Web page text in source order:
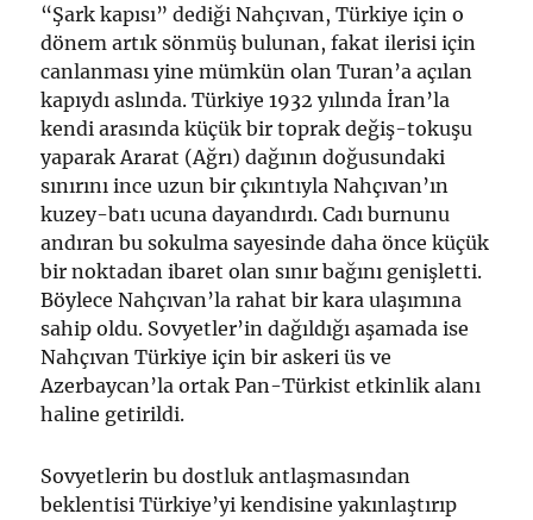
“Şark kapısı” dediği Nahçıvan, Türkiye için o
dönem artık sönmüş bulunan, fakat ilerisi için
canlanması yine mümkün olan Turan’a açılan
kapıydı aslında. Türkiye 1932 yılında İran’la
kendi arasında küçük bir toprak değiş-tokuşu
yaparak Ararat (Ağrı) dağının doğusundaki
sınırını ince uzun bir çıkıntıyla Nahçıvan’ın
kuzey-batı ucuna dayandırdı. Cadı burnunu
andıran bu sokulma sayesinde daha önce küçük
bir noktadan ibaret olan sınır bağını genişletti.
Böylece Nahçıvan’la rahat bir kara ulaşımına
sahip oldu. Sovyetler’in dağıldığı aşamada ise
Nahçıvan Türkiye için bir askeri üs ve
Azerbaycan’la ortak Pan-Türkist etkinlik alanı
haline getirildi.
Sovyetlerin bu dostluk antlaşmasından
beklentisi Türkiye’yi kendisine yakınlaştırıp